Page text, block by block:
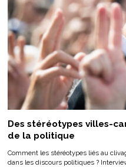
Des stéréotypes villes-
de la politique
Comment les stéréotypes liés au
dans les discours politiques ?